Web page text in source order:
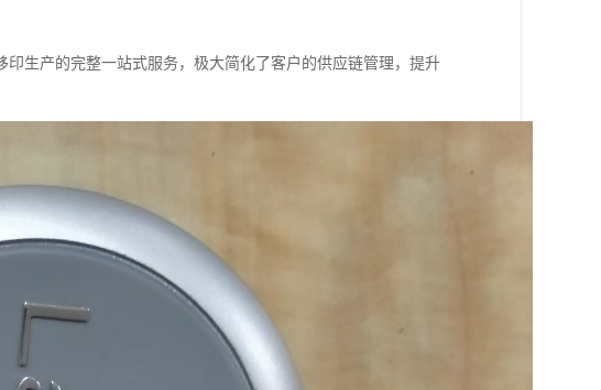
生产的完整一站式服务，极大简化了客户的供应链管理，提升